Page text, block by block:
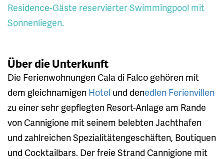
Residence-Gäste reservierter Swimmingpool mit
Sonnenliegen.
Über die Unterkunft
Die Ferienwohnungen Cala di Falco gehören mit
dem gleichnamigen Hotel und denedlen Ferienvillen
zu einer sehr gepflegten Resort-Anlage am Rande
von Cannigione mit seinem belebten Jachthafen
und zahlreichen Spezialitätengeschäften, Boutiquen
und Cocktailbars. Der freie Strand Cannigione mit